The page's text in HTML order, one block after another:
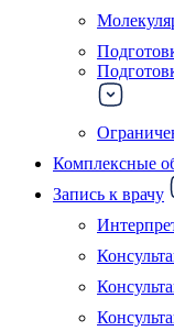
Комплексные
Запись к врачу